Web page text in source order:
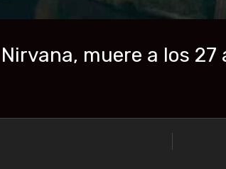
muere a los